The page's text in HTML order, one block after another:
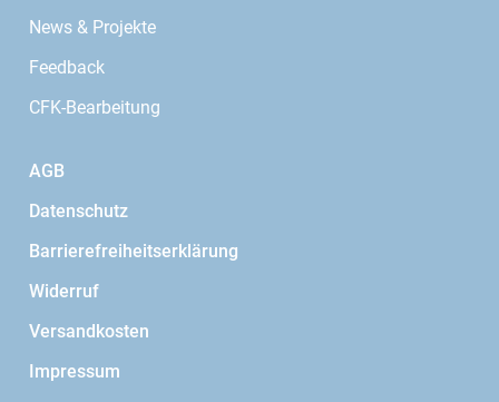
News & Projekte
Feedback
CFK-Bearbeitung
AGB
Datenschutz
Barrierefreiheitserklärung
Widerruf
Versandkosten
Impressum